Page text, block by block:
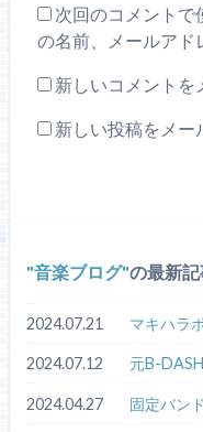
次回のコメントで
の名前、メールアド
新しいコメントを
新しい投稿をメー
音楽ブログ の最新
2024.07.21 マキハラ
2024.07.12 元B-
2024.04.27 固定バン